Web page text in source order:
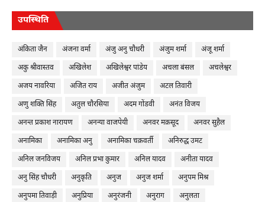
उपस्थिति
अंकिता जैन अंजना वर्मा अंजु अनु चौधरी अंजुम शर्मा
अंजू शर्मा
अकु श्रीवास्तव
अखिलेश अखिलेश्वर पांडेय अचला बंसल
अचलेश्वर
अजय नावरिया
अजित राय अजीत अंजुम
अटल तिवारी
अणु शक्ति सिंह
अतुल चौरसिया अदम गोंडवी
अनंत विजय
अनन्त प्रकाश नारायण
अनन्या वाजपेयी अनवर मक़सूद
अनवर सुहैल
अनामिका
अनामिका अनु अनामिका चक्रवर्ती
अनिरुद्ध उमट
अनिल जनविजय
अनिल प्रभा कुमार अनिल यादव
अनीता यादव
अनु सिंह चौधरी
अनुकृति अनुज अनुज शर्मा
अनुपम मिश्र
अनुपमा तिवाड़ी
अनुप्रिया अनुरंजनी अनुराग
अनुलता